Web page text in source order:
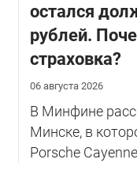
остался
рублей.
страховка?
06 августа 2026
В Минфине
Минске, в
Porsche